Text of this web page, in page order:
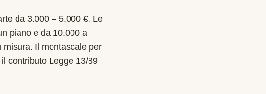
da 3.000 – 5.000 €. Le
piano e da 10.000 a
misura. Il montascale per
contributo Legge 13/89